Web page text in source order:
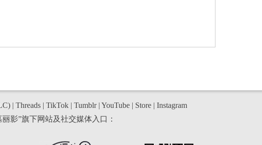
| Threads| TikTok| Tumblr| YouTube| Store| Instagram
影”旗下网站及社交媒体入口：